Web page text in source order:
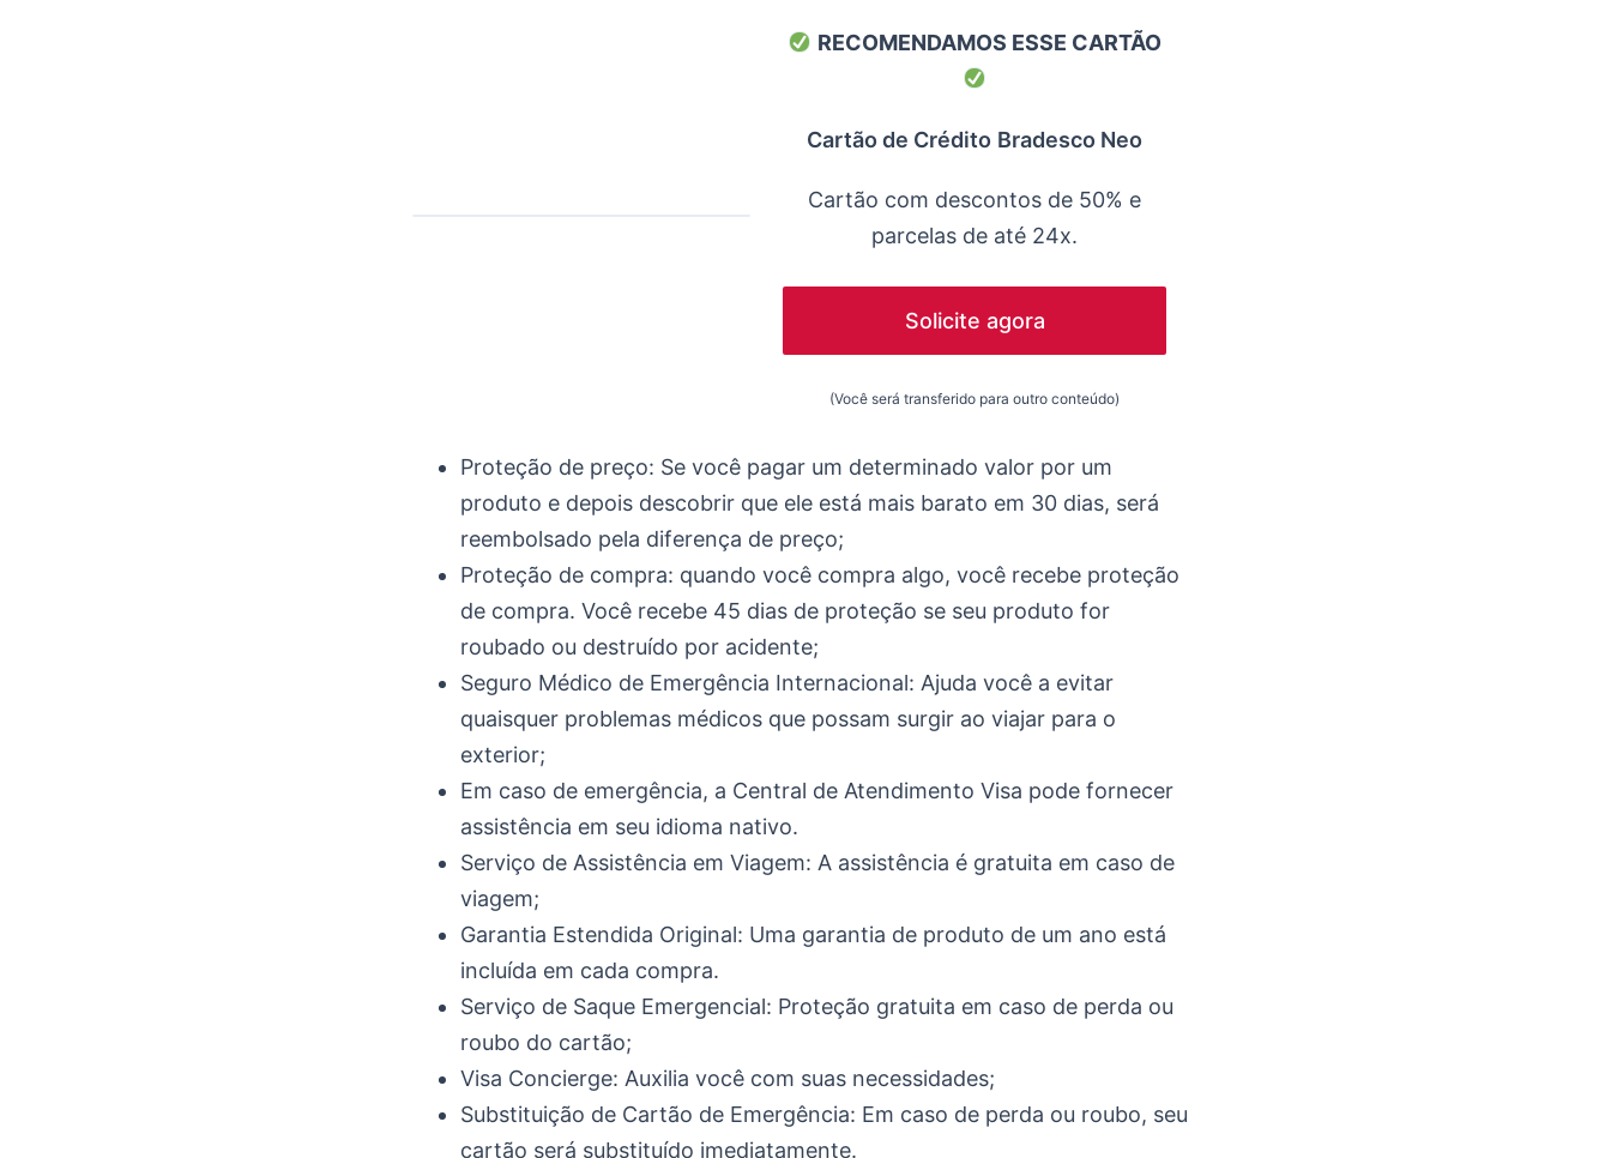
RECOMENDAMOS ESSE CARTÃO
Cartão de Crédito Bradesco Neo
Cartão com descontos de 50% e
parcelas de até 24x.
Solicite agora
(Você será transferido para outro conteúdo)
Proteção de preço: Se você pagar um determinado valor por um
produto e depois descobrir que ele está mais barato em 30 dias, será
reembolsado pela diferença de preço;
Proteção de compra: quando você compra algo, você recebe proteção
de compra. Você recebe 45 dias de proteção se seu produto for
roubado ou destruído por acidente;
Seguro Médico de Emergência Internacional: Ajuda você a evitar
quaisquer problemas médicos que possam surgir ao viajar para o
exterior;
Em caso de emergência, a Central de Atendimento Visa pode fornecer
assistência em seu idioma nativo.
Serviço de Assistência em Viagem: A assistência é gratuita em caso de
viagem;
Garantia Estendida Original: Uma garantia de produto de um ano está
incluída em cada compra.
Serviço de Saque Emergencial: Proteção gratuita em caso de perda ou
roubo do cartão;
Visa Concierge: Auxilia você com suas necessidades;
Substituição de Cartão de Emergência: Em caso de perda ou roubo, seu
cartão será substituído imediatamente.